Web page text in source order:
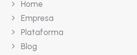
Home
Empresa
Plataforma
Blog